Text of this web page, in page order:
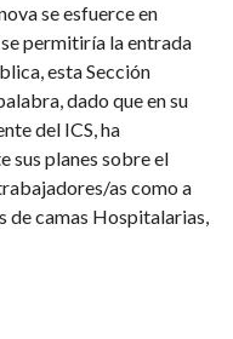
se esfuerce en
permitiría la entrada
esta Sección
dado que en su
del ICS, ha
sus planes sobre el
as como a
de camas Hospitalarias,